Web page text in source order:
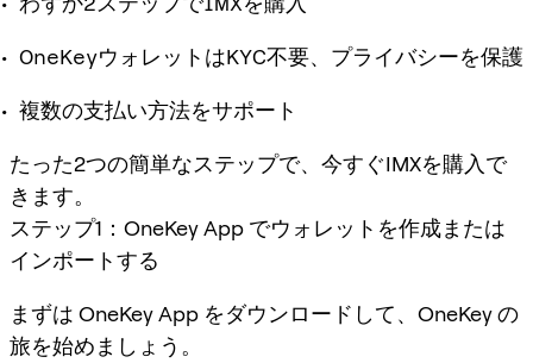
OneKeyウォレットはKYC不要、プライバシーを保護
複数の支払い方法をサポート
たった2つの簡単なステップで、今すぐIMXを購入で
きます。
ステップ1：OneKey App でウォレットを作成または
インポートする
まずは OneKey App をダウンロードして、OneKey の
旅を始めましょう。